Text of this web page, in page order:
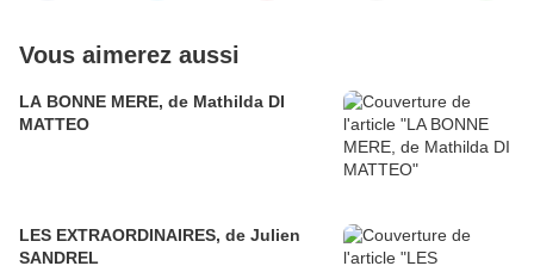
Vous aimerez aussi
LA BONNE MERE, de Mathilda DI
MATTEO
LES EXTRAORDINAIRES, de Julien
SANDREL